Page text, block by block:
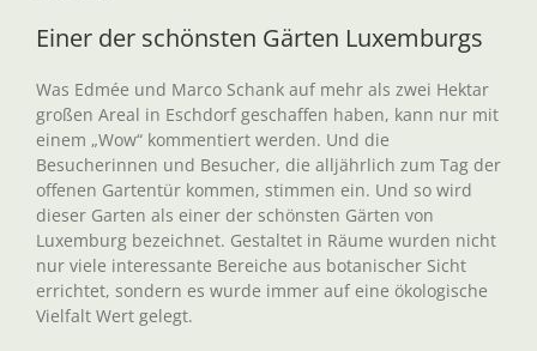
Einer der schönsten Gärten Luxemburgs
Was Edmée und Marco Schank auf mehr als zwei Hektar
großen Areal in Eschdorf geschaffen haben, kann nur mit
einem „Wow“ kommentiert werden. Und die
Besucherinnen und Besucher, die alljährlich zum Tag der
offenen Gartentür kommen, stimmen ein. Und so wird
dieser Garten als einer der schönsten Gärten von
Luxemburg bezeichnet. Gestaltet in Räume wurden nicht
nur viele interessante Bereiche aus botanischer Sicht
errichtet, sondern es wurde immer auf eine ökologische
Vielfalt Wert gelegt.